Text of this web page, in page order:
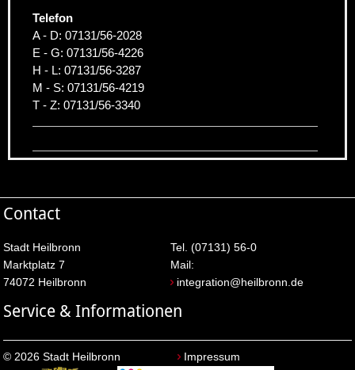
Telefon
A - D: 07131/56-2028
E - G: 07131/56-4226
H - L: 07131/56-3287
M - S: 07131/56-4219
T - Z: 07131/56-3340
Contact
Stadt Heilbronn
Marktplatz 7
74072 Heilbronn
Tel. (07131) 56-0
Mail:
integration@heilbronn.de
Service & Informationen
© 2026 Stadt Heilbronn Impressum